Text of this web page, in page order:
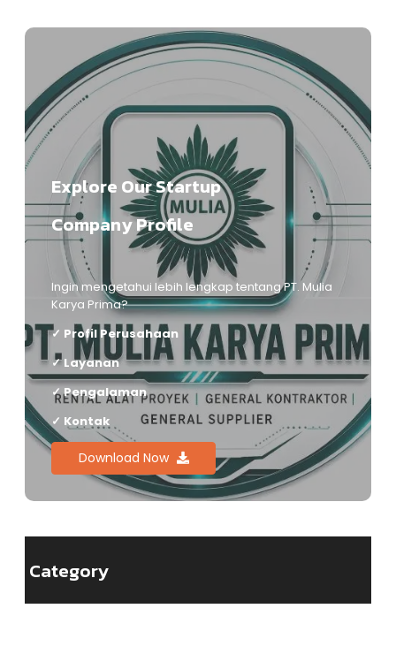
Explore Our Startup
Company Profile
Ingin mengetahui lebih lengkap tentang PT. Mulia
Karya Prima?
✓ Profil Perusahaan
✓ Layanan
✓ Pengalaman
✓ Kontak
Download Now
Category